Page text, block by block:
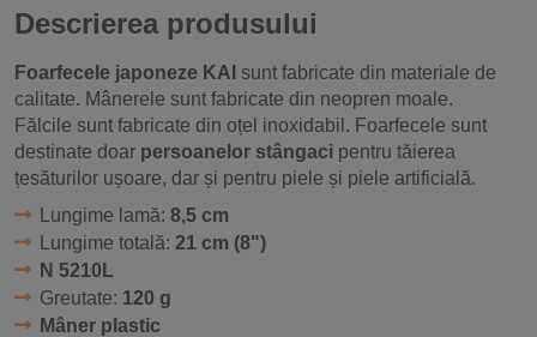
Descrierea produsului
Foarfecele japoneze KAI sunt fabricate din materiale de
calitate. Mânerele sunt fabricate din neopren moale.
Fălcile sunt fabricate din oțel inoxidabil. Foarfecele sunt
destinate doar persoanelor stângaci pentru tăierea
țesăturilor ușoare, dar și pentru piele și piele artificială.
Lungime lamă: 8,5 cm
Lungime totală: 21 cm (8")
N 5210L
Greutate: 120 g
Mâner plastic